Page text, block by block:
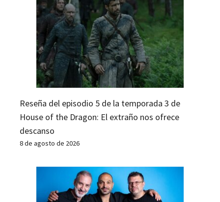
Reseña del episodio 5 de la temporada 3 de
House of the Dragon: El extraño nos ofrece
descanso
8 de agosto de 2026